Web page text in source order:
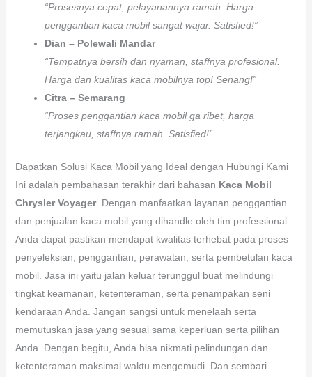
“Prosesnya cepat, pelayanannya ramah. Harga
penggantian kaca mobil sangat wajar. Satisfied!”
Dian – Polewali Mandar
“Tempatnya bersih dan nyaman, staffnya profesional.
Harga dan kualitas kaca mobilnya top! Senang!”
Citra – Semarang
“Proses penggantian kaca mobil ga ribet, harga
terjangkau, staffnya ramah. Satisfied!”
Dapatkan Solusi Kaca Mobil yang Ideal dengan Hubungi Kami
Ini adalah pembahasan terakhir dari bahasan Kaca Mobil
Chrysler Voyager. Dengan manfaatkan layanan penggantian
dan penjualan kaca mobil yang dihandle oleh tim professional.
Anda dapat pastikan mendapat kwalitas terhebat pada proses
penyeleksian, penggantian, perawatan, serta pembetulan kaca
mobil. Jasa ini yaitu jalan keluar terunggul buat melindungi
tingkat keamanan, ketenteraman, serta penampakan seni
kendaraan Anda. Jangan sangsi untuk menelaah serta
memutuskan jasa yang sesuai sama keperluan serta pilihan
Anda. Dengan begitu, Anda bisa nikmati pelindungan dan
ketenteraman maksimal waktu mengemudi. Dan sembari